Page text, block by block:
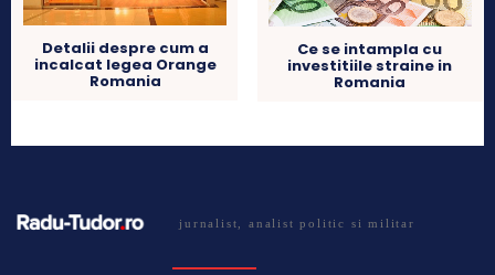
Detalii despre cum a
incalcat legea Orange
Romania
Ce se intampla cu
investitiile straine in
Romania
jurnalist, analist politic si militar